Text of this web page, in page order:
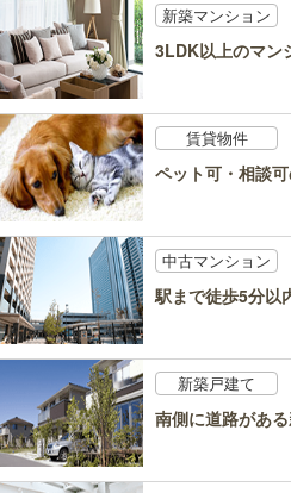
新築マンション
3LDK以上のマン
賃貸物件
ペット可・相談
中古マンション
駅まで徒歩5分以
新築戸建て
南側に道路があ